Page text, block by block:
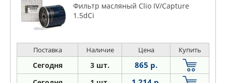
Фильтр масляный Clio IV/Capture
1.5dCi
Поставка Наличие Цена Купить
Сегодня 3 шт. 865 р.